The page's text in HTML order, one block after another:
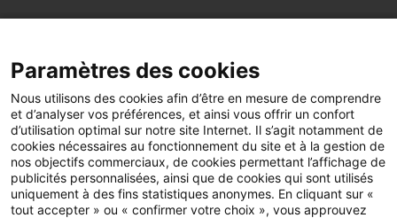
FacebookLinkedIn
YouTube LinkedIn Facebook
Paramètres des cookies
Nous utilisons des cookies afin d’être en mesure de comprendre
et d’analyser vos préférences, et ainsi vous offrir un confort
d’utilisation optimal sur notre site Internet. Il s’agit notamment de
cookies nécessaires au fonctionnement du site et à la gestion de
nos objectifs commerciaux, de cookies permettant l’affichage de
publicités personnalisées, ainsi que de cookies qui sont utilisés
uniquement à des fins statistiques anonymes. En cliquant sur «
tout accepter » ou « confirmer votre choix », vous approuvez